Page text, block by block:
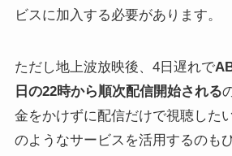
ビスに加入する必要があります。
ただし地上波放映後、4日遅れで
日の22時から順次配信開始される
金をかけずに配信だけで視聴した
のようなサービスを活用するのも